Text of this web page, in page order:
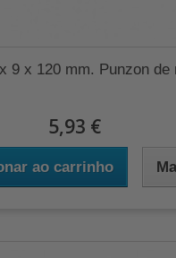
9 x 120 mm. Punzon de
5,93 €
ao carrinho